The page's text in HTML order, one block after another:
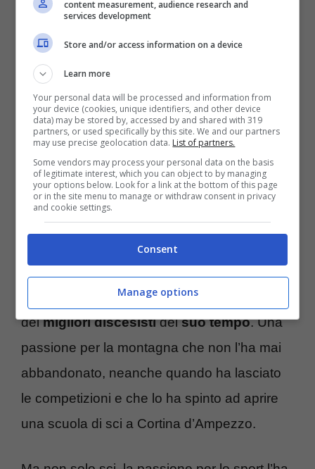
Ha esordito in questo sport nei Mondiali
juniores del 1987 e da quel momento non ha
fatto altro che scalare le classifiche, fino a
diventare il primo italiano a vincere laStreif
di Kitzbuhee ottenendo 3 medaglie ai
Campionati del mondo. Glianni d’orosono
però iNovanta; qui si contano tredici trionfi in
Coppa del Mondo oltre sei vittorie in discesa
libera, numeri che hanno permesso a
specialisti dello sci italiano, ma anche uno
deimigliori discesistidelsuo tempo. Una
passione per la montagna che non l’ha mai
abbandonato, neanche quando ha lasciato
le competizioni e che lo ha spinto ad aprire
una scuola di sci a Cortina d’Ampezzo.
content measurement, audience research and
services development
Store and/or access information on a device
Learn more
Your personal data will be processed and information from
your device (cookies, unique identifiers, and other device
data) may be stored by, accessed by and shared with 319
partners, or used specifically by this site. We and our partners
may use precise geolocation data. List of partners.
Some vendors may process your personal data on the basis
of legitimate interest, which you can object to by managing
your options below. Look for a link at the bottom of this page
or in the site menu to manage or withdraw consent in privacy
and cookie settings.
Consent
Manage options